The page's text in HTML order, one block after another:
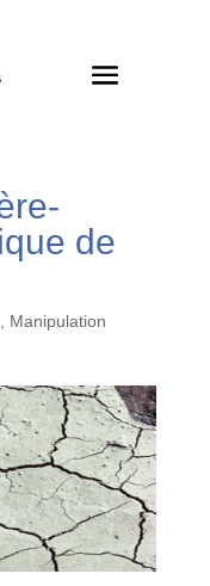
de
Manipulation